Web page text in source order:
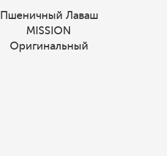
Пшеничный Лаваш
MISSION
Оригинальный